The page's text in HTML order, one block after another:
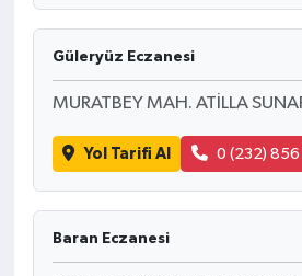
Güleryüz Eczanesi
MURATBEY MAH. ATİLLA
Yol Tarifi Al 0 (232)
Baran Eczanesi